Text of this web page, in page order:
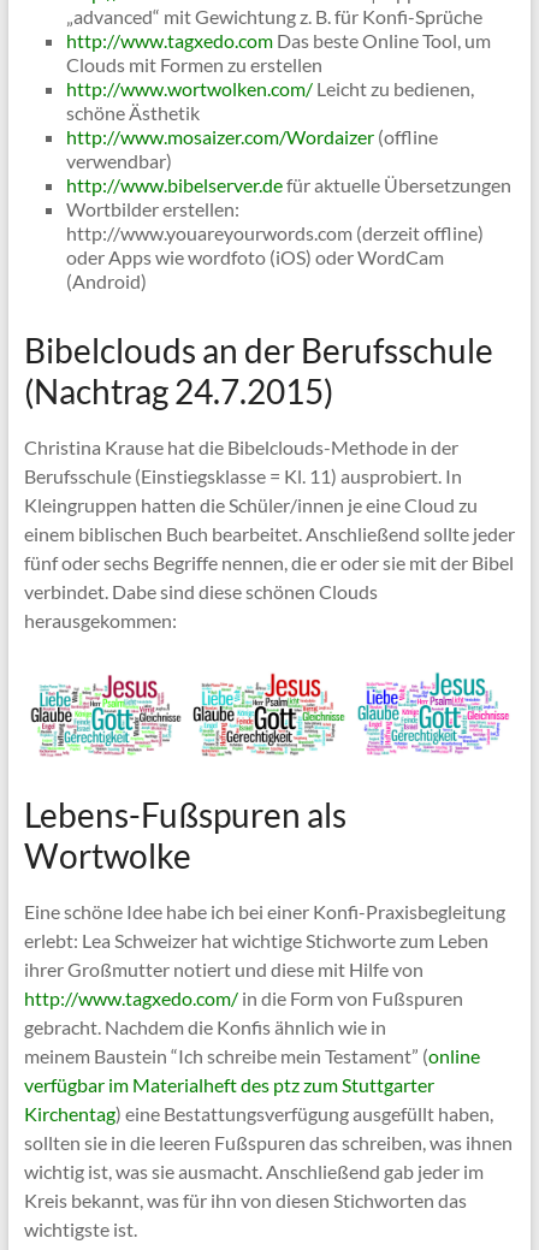
„advanced“ mit Gewichtung z. B. für Konfi-Sprüche
http://www.tagxedo.comDas beste Online Tool, um
Clouds mit Formen zu erstellen
http://www.wortwolken.com/Leicht zu bedienen,
schöne Ästhetik
http://www.mosaizer.com/Wordaizer(offline
verwendbar)
http://www.bibelserver.defür aktuelle Übersetzungen
Wortbilder erstellen:
http://www.youareyourwords.com (derzeit offline)
oder Apps wie wordfoto (iOS) oder WordCam
(Android)
Bibelclouds an der Berufsschule
(Nachtrag 24.7.2015)
Christina Krause hat die Bibelclouds-Methode in der
Berufsschule (Einstiegsklasse = Kl. 11) ausprobiert. In
Kleingruppen hatten die Schüler/innen je eine Cloud zu
einem biblischen Buch bearbeitet. Anschließend sollte jeder
fünf oder sechs Begriffe nennen, die er oder sie mit der Bibel
verbindet. Dabe sind diese schönen Clouds
herausgekommen:
Lebens-Fußspuren als
Wortwolke
Eine schöne Idee habe ich bei einer Konfi-Praxisbegleitung
erlebt: Lea Schweizer hat wichtige Stichworte zum Leben
ihrer Großmutter notiert und diese mit Hilfe von
http://www.tagxedo.com/in die Form von Fußspuren
gebracht. Nachdem die Konfis ähnlich wie in
meinem Baustein “Ich schreibe mein Testament” (online
verfügbar im Materialheft des ptz zum Stuttgarter
Kirchentag) eine Bestattungsverfügung ausgefüllt haben,
sollten sie in die leeren Fußspuren das schreiben, was ihnen
wichtig ist, was sie ausmacht. Anschließend gab jeder im
Kreis bekannt, was für ihn von diesen Stichworten das
wichtigste ist.